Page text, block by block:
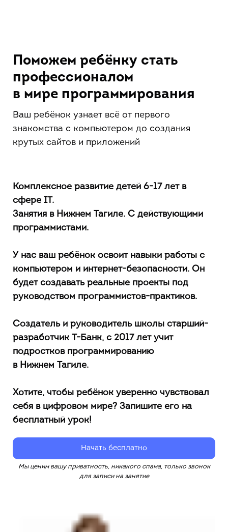
Поможем ребёнку стать
профессионалом
в мире программирования
Ваш ребёнок узнает всё от первого
знакомства с компьютером до создания
крутых сайтов и приложений
Комплексное развитие детей 6-17 лет в
сфере IT.
Занятия в Нижнем Тагиле. С действующими
программистами.
У нас ваш ребёнок освоит навыки работы с
компьютером и интернет-безопасности. Он
будет создавать реальные проекты под
руководством программистов-практиков.
Создатель и руководитель школы старший-
разработчик Т-Банк, с 2017 лет учит
подростков программированию
в Нижнем Тагиле.
Хотите, чтобы ребёнок уверенно чувствовал
себя в цифровом мире? Запишите его на
бесплатный урок!
Начать бесплатно
Мы ценим вашу приватность, никакого спама, только звонок
для записи на занятие